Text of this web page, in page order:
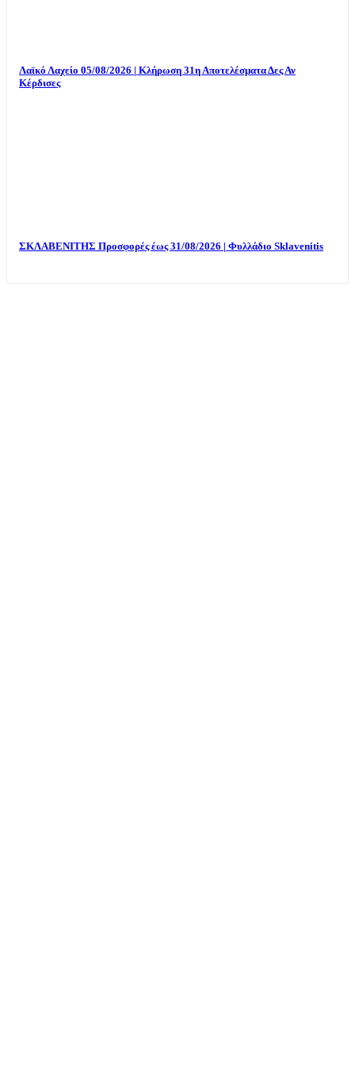
Λαϊκό Λαχείο 05/08/2026 | Κλήρωση 31η Αποτελέσματα Δες Αν
Κέρδισες
ΣΚΛΑΒΕΝΙΤΗΣ Προσφορές έως 31/08/2026 | Φυλλάδιο Sklavenitis